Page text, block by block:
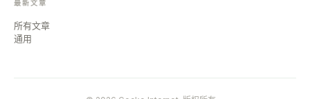
最新文章
所有文章
通用